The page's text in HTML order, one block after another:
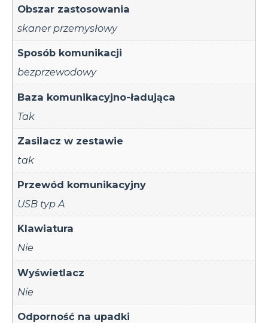
Obszar zastosowania
skaner przemysłowy
Sposób komunikacji
bezprzewodowy
Baza komunikacyjno-ładująca
Tak
Zasilacz w zestawie
tak
Przewód komunikacyjny
USB typ A
Klawiatura
Nie
Wyświetlacz
Nie
Odporność na upadki